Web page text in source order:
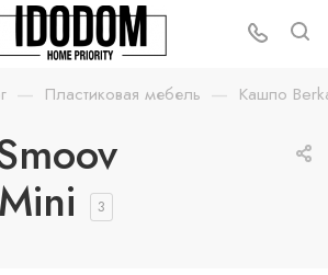
— Пластиковая мебель — Кашпо
3